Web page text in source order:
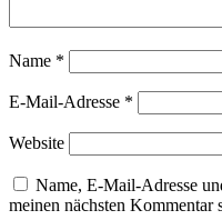
Name *
E-Mail-Adresse *
Website
Name, E-Mail-Adresse
meinen nächsten Kommentar